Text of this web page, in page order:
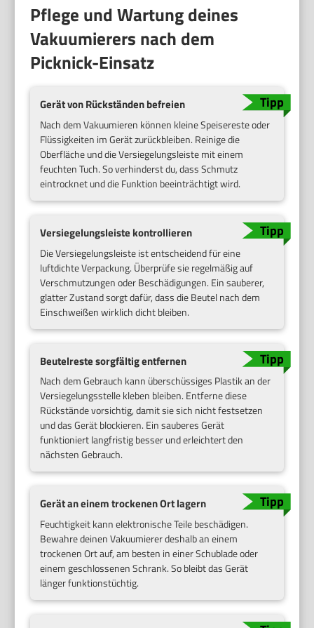
Pflege und Wartung deines
Vakuumierers nach dem
Picknick-Einsatz
Gerät von Rückständen befreien
Nach dem Vakuumieren können kleine Speisereste oder
Flüssigkeiten im Gerät zurückbleiben. Reinige die
Oberfläche und die Versiegelungsleiste mit einem
feuchten Tuch. So verhinderst du, dass Schmutz
eintrocknet und die Funktion beeinträchtigt wird.
Versiegelungsleiste kontrollieren
Die Versiegelungsleiste ist entscheidend für eine
luftdichte Verpackung. Überprüfe sie regelmäßig auf
Verschmutzungen oder Beschädigungen. Ein sauberer,
glatter Zustand sorgt dafür, dass die Beutel nach dem
Einschweißen wirklich dicht bleiben.
Beutelreste sorgfältig entfernen
Nach dem Gebrauch kann überschüssiges Plastik an der
Versiegelungsstelle kleben bleiben. Entferne diese
Rückstände vorsichtig, damit sie sich nicht festsetzen
und das Gerät blockieren. Ein sauberes Gerät
funktioniert langfristig besser und erleichtert den
nächsten Gebrauch.
Gerät an einem trockenen Ort lagern
Feuchtigkeit kann elektronische Teile beschädigen.
Bewahre deinen Vakuumierer deshalb an einem
trockenen Ort auf, am besten in einer Schublade oder
einem geschlossenen Schrank. So bleibt das Gerät
länger funktionstüchtig.